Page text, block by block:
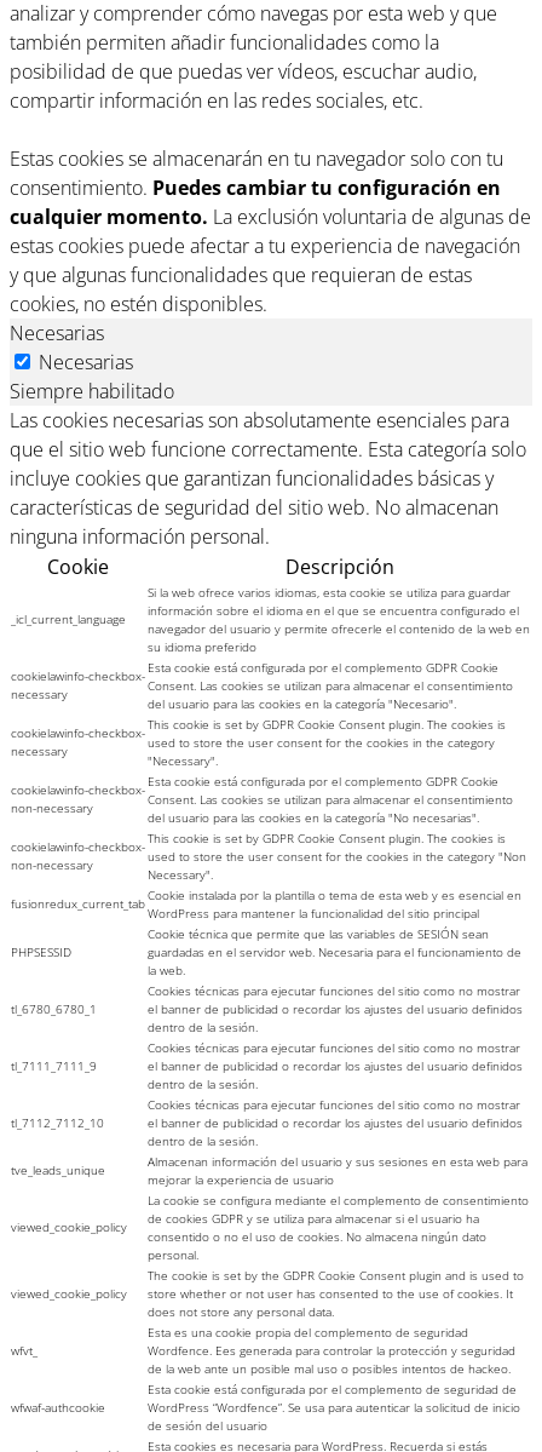
analizar y comprender cómo navegas por esta web y que
también permiten añadir funcionalidades como la
posibilidad de que puedas ver vídeos, escuchar audio,
compartir información en las redes sociales, etc.
Estas cookies se almacenarán en tu navegador solo con tu
consentimiento. Puedes cambiar tu configuración en
cualquier momento. La exclusión voluntaria de algunas de
estas cookies puede afectar a tu experiencia de navegación
y que algunas funcionalidades que requieran de estas
cookies, no estén disponibles.
Necesarias
Necesarias
Siempre habilitado
Las cookies necesarias son absolutamente esenciales para
que el sitio web funcione correctamente. Esta categoría solo
incluye cookies que garantizan funcionalidades básicas y
características de seguridad del sitio web. No almacenan
ninguna información personal.
Cookie
Descripción
_icl_current_language
Si la web ofrece varios idiomas, esta cookie se utiliza para guardar
información sobre el idioma en el que se encuentra configurado el
navegador del usuario y permite ofrecerle el contenido de la web en
su idioma preferido
cookielawinfo-checkbox-
necessary
Esta cookie está configurada por el complemento GDPR Cookie
Consent. Las cookies se utilizan para almacenar el consentimiento
del usuario para las cookies en la categoría "Necesario".
cookielawinfo-checkbox-
necessary
This cookie is set by GDPR Cookie Consent plugin. The cookies is
used to store the user consent for the cookies in the category
"Necessary".
cookielawinfo-checkbox-
non-necessary
Esta cookie está configurada por el complemento GDPR Cookie
Consent. Las cookies se utilizan para almacenar el consentimiento
del usuario para las cookies en la categoría "No necesarias".
cookielawinfo-checkbox-
non-necessary
This cookie is set by GDPR Cookie Consent plugin. The cookies is
used to store the user consent for the cookies in the category "Non
Necessary".
fusionredux_current_tabCookie instalada por la plantilla o tema de esta web y es esencial en
WordPress para mantener la funcionalidad del sitio principal
PHPSESSID
Cookie técnica que permite que las variables de SESIÓN sean
guardadas en el servidor web. Necesaria para el funcionamiento de
la web.
tl_6780_6780_1
Cookies técnicas para ejecutar funciones del sitio como no mostrar
el banner de publicidad o recordar los ajustes del usuario definidos
dentro de la sesión.
tl_7111_7111_9
Cookies técnicas para ejecutar funciones del sitio como no mostrar
el banner de publicidad o recordar los ajustes del usuario definidos
dentro de la sesión.
tl_7112_7112_10
Cookies técnicas para ejecutar funciones del sitio como no mostrar
el banner de publicidad o recordar los ajustes del usuario definidos
dentro de la sesión.
tve_leads_unique
Almacenan información del usuario y sus sesiones en esta web para
mejorar la experiencia de usuario
viewed_cookie_policy
La cookie se configura mediante el complemento de consentimiento
de cookies GDPR y se utiliza para almacenar si el usuario ha
consentido o no el uso de cookies. No almacena ningún dato
personal.
viewed_cookie_policy
The cookie is set by the GDPR Cookie Consent plugin and is used to
store whether or not user has consented to the use of cookies. It
does not store any personal data.
wfvt_
Esta es una cookie propia del complemento de seguridad
Wordfence. Ees generada para controlar la protección y seguridad
de la web ante un posible mal uso o posibles intentos de hackeo.
wfwaf-authcookie
Esta cookie está configurada por el complemento de seguridad de
WordPress “Wordfence”. Se usa para autenticar la solicitud de inicio
de sesión del usuario
Esta cookies es necesaria para WordPress. Recuerda si estás